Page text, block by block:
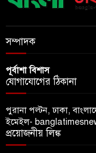
সম্পাদক
পূর্বাশা বিশাস
যোগাযোগের ঠিকানা
পুরানা পল্টন, ঢাকা,
ইমেইল-
প্রয়োজনীয় লিঙ্ক